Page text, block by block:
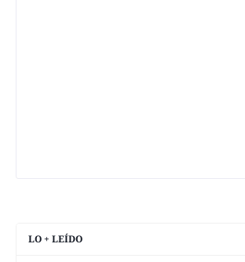
LO + LEÍDO